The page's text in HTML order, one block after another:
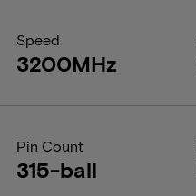
Speed
3200MHz
Pin Count
315-ball